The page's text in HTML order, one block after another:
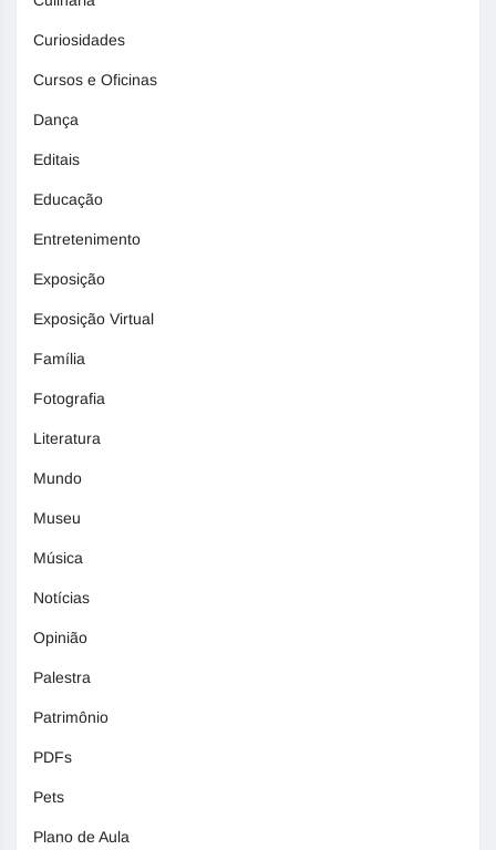
Curiosidades
Cursos e Oficinas
Dança
Editais
Educação
Entretenimento
Exposição
Exposição Virtual
Família
Fotografia
Literatura
Mundo
Museu
Música
Notícias
Opinião
Palestra
Patrimônio
PDFs
Pets
Plano de Aula